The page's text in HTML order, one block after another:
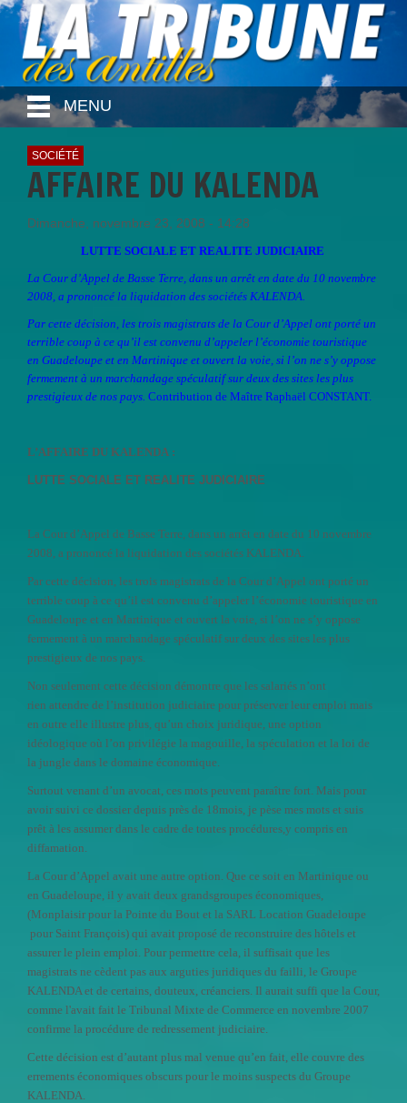
MENU
SOCIÉTÉ
AFFAIRE DU KALENDA
Dimanche, novembre 23, 2008 - 14:28
LUTTE SOCIALE ET REALITE JUDICIAIRE
La Cour d’Appel de Basse Terre, dans un arrêt en date du 10 novembre
2008, a prononcé la liquidation des sociétés KALENDA.
Par cette décision, les trois magistrats de la Cour d’Appel ont porté un
terrible coup à ce qu’il est convenu d’appeler l’économie touristique
en Guadeloupe et en Martinique et ouvert la voie, si l’on ne s’y oppose
fermement à un marchandage spéculatif sur deux des sites les plus
prestigieux de nos pays. Contribution de Maître Raphaël CONSTANT.
L’AFFAIRE DU KALENDA :
LUTTE SOCIALE ET REALITE JUDICIAIRE
La Cour d’Appel de Basse Terre, dans un arrêt en date du 10 novembre
2008, a prononcé la liquidation des sociétés KALENDA.
Par cette décision, les trois magistrats de la Cour d’Appel ont porté un
terrible coup à ce qu’il est convenu d’appeler l’économie touristique en
Guadeloupe et en Martinique et ouvert la voie, si l’on ne s’y oppose
fermement à un marchandage spéculatif sur deux des sites les plus
prestigieux de nos pays.
Non seulement cette décision démontre que les salariés n’ont
rien attendre de l’institution judiciaire pour préserver leur emploi mais
en outre elle illustre plus, qu’un choix juridique, une option
idéologique où l’on privilégie la magouille, la spéculation et la loi de
la jungle dans le domaine économique.
Surtout venant d’un avocat, ces mots peuvent paraître fort. Mais pour
avoir suivi ce dossier depuis près de 18mois, je pèse mes mots et suis
prêt à les assumer dans le cadre de toutes procédures,y compris en
diffamation.
La Cour d’Appel avait une autre option. Que ce soit en Martinique ou
en Guadeloupe, il y avait deux grandsgroupes économiques,
(Monplaisir pour la Pointe du Bout et la SARL Location Guadeloupe
pour Saint François) qui avait proposé de reconstruire des hôtels et
assurer le plein emploi. Pour permettre cela, il suffisait que les
magistrats ne cèdent pas aux arguties juridiques du failli, le Groupe
KALENDA et de certains, douteux, créanciers. Il aurait suffi que la Cour,
comme l'avait fait le Tribunal Mixte de Commerce en novembre 2007
confirme la procédure de redressement judiciaire.
Cette décision est d’autant plus mal venue qu’en fait, elle couvre des
errements économiques obscurs pour le moins suspects du Groupe
KALENDA.